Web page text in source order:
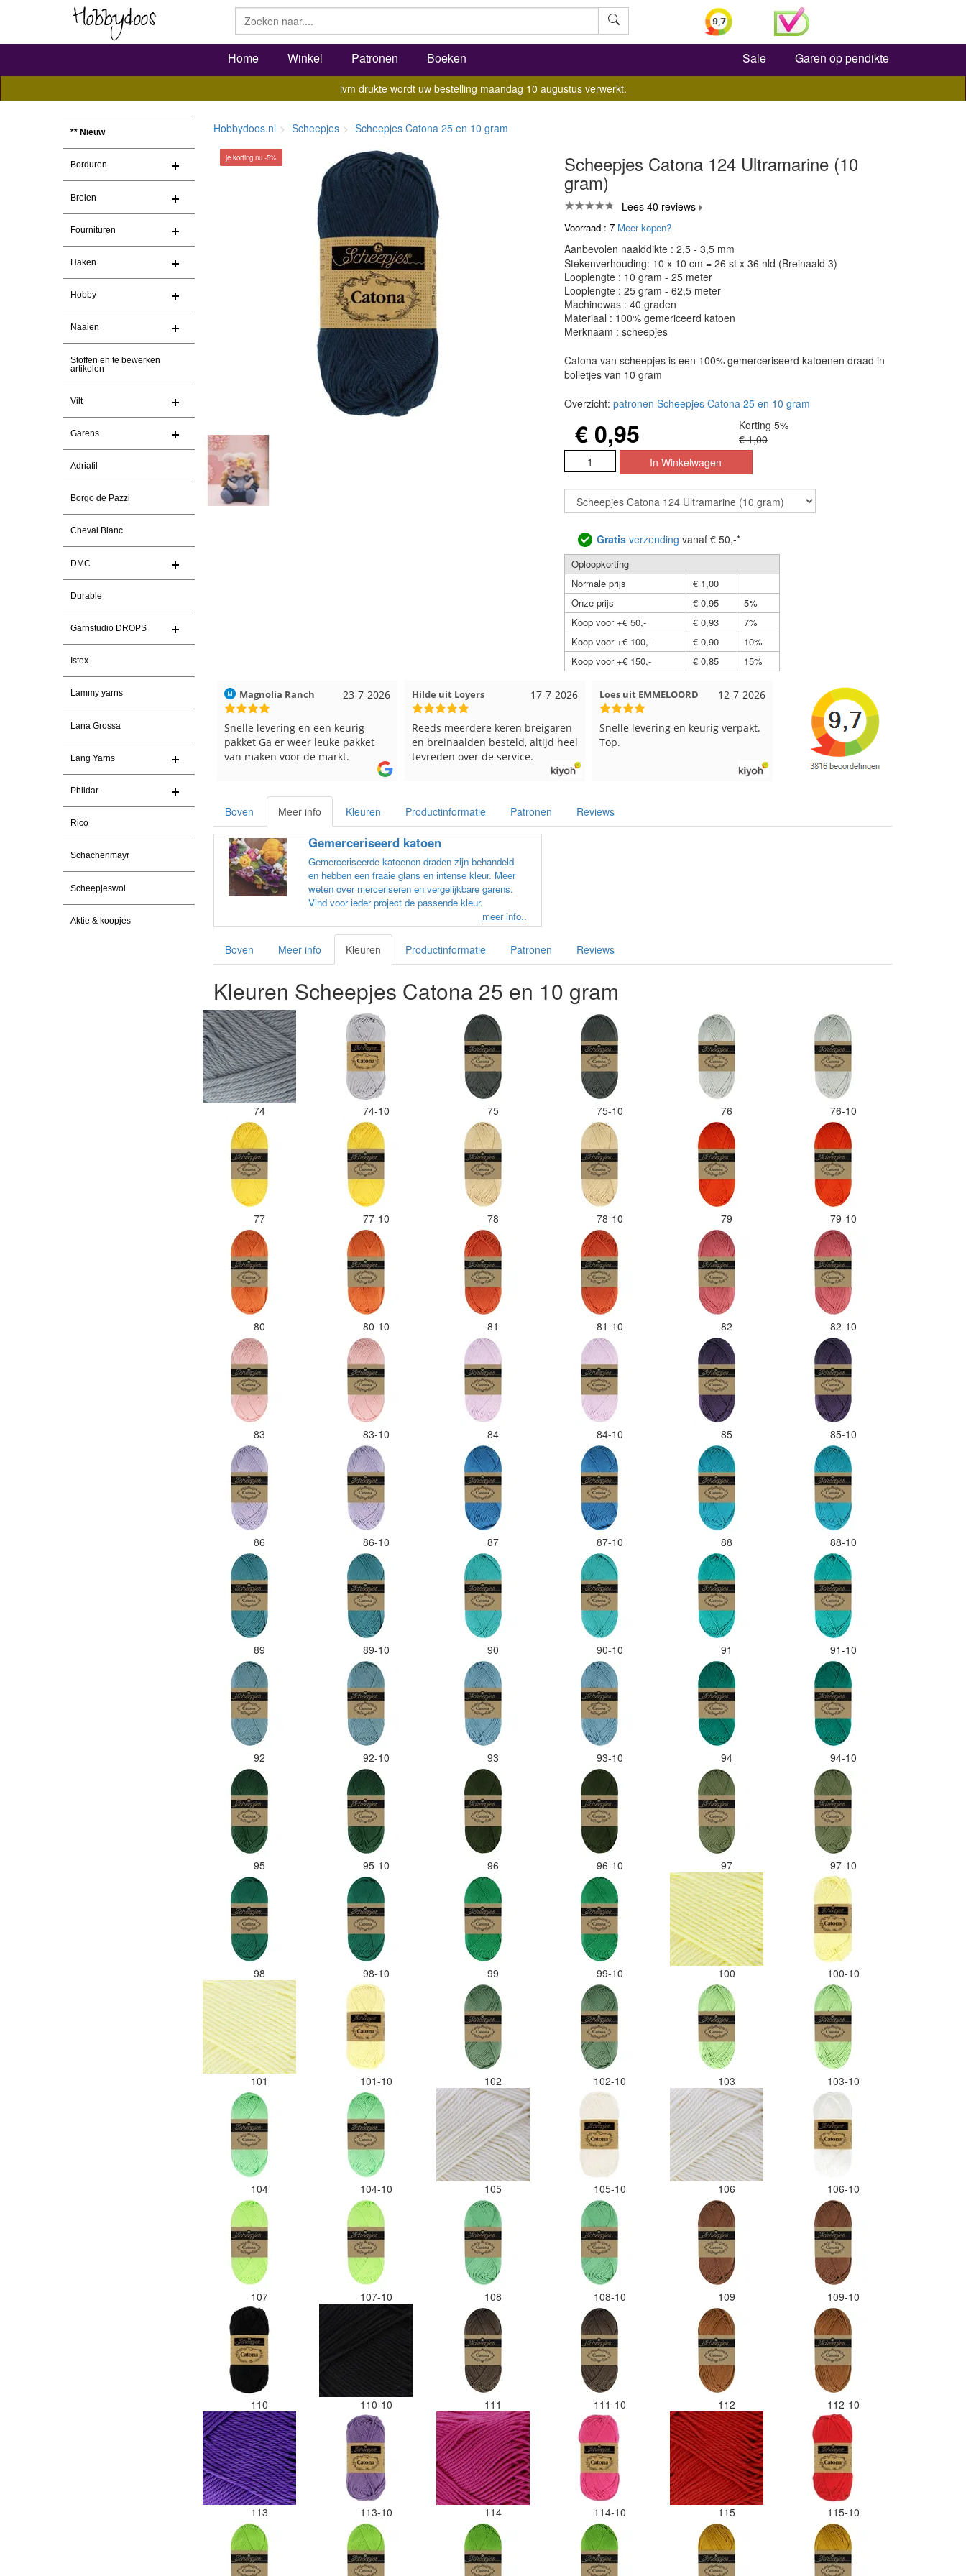
Zoeken
Home Winkel Patronen Boeken Sale Garen op pendikte
ivm drukte wordt uw bestelling maandag 10 augustus verwerkt.
** Nieuw
Borduren
Breien
Fournituren
Haken
Hobby
Naaien
Stoffen en te bewerken
artikelen
Vilt
Garens
Adriafil
Borgo de Pazzi
Cheval Blanc
DMC
Durable
Garnstudio DROPS
Istex
Lammy yarns
Lana Grossa
Lang Yarns
Phildar
Rico
Schachenmayr
Scheepjeswol
Aktie & koopjes
Hobbydoos.nl Scheepjes Scheepjes Catona 25 en 10 gram
je korting nu -5% Scheepjes Catona 124 Ultramarine (10
gram)
Lees 40 reviews
Voorraad : 7 Meer kopen?
Aanbevolen naalddikte : 2,5 - 3,5 mm
Stekenverhouding: 10 x 10 cm = 26 st x 36 nld (Breinaald 3)
Looplengte : 10 gram - 25 meter
Looplengte : 25 gram - 62,5 meter
Machinewas : 40 graden
Materiaal : 100% gemericeerd katoen
Merknaam : scheepjes
Catona van scheepjes is een 100% gemerceriseerd katoenen draad in
bolletjes van 10 gram
Overzicht: patronen Scheepjes Catona 25 en 10 gram
€ 0,95
Korting 5%
€ 1,00
Gratisverzending vanaf € 50,-*
Oploopkorting
Normale prijs
€ 1,00
Onze prijs
€ 0,95
5%
Koop voor +€ 50,-
€ 0,93
7%
Koop voor +€ 100,-
€ 0,90
10%
Koop voor +€ 150,-
€ 0,85 15%
Christel Vanderlinden
Snelle levering. En prima garen
23-7-2026
Magnolia Ranch
Snelle levering en een keurig
pakket Ga er weer leuke pakket
van maken voor de markt.
17-7-2026
Hilde uit Loyers
Reeds meerdere keren breigaren
en breinaalden besteld, altijd heel
tevreden over de service.
12-7-2026
Loes uit EMMELOORD
Snelle levering en keurig verpakt.
Top.
Nell uit Beuningen
Goed verpakt en snelgeleverd
Boven Meer info Kleuren Productinformatie Patronen Reviews
Gemerceriseerd katoen
Gemerceriseerde katoenen draden zijn behandeld
en hebben een fraaie glans en intense kleur. Meer
weten over merceriseren en vergelijkbare garens.
Vind voor ieder project de passende kleur.
meer info..
Boven Meer info Kleuren Productinformatie Patronen Reviews
Kleuren Scheepjes Catona 25 en 10 gram
74 74-10 75 75-10 76 76-10
77 77-10 78 78-10 79 79-10
80 80-10 81 81-10 82 82-10
83 83-10 84 84-10 85 85-10
86 86-10 87 87-10 88 88-10
89 89-10 90 90-10 91 91-10
92 92-10 93 93-10 94 94-10
95 95-10 96 96-10 97 97-10
98 98-10 99 99-10 100 100-10
101 101-10 102 102-10 103 103-10
104 104-10 105 105-10 106 106-10
107 107-10 108 108-10 109 109-10
110 110-10 111 111-10 112 112-10
113 113-10 114 114-10 115 115-10